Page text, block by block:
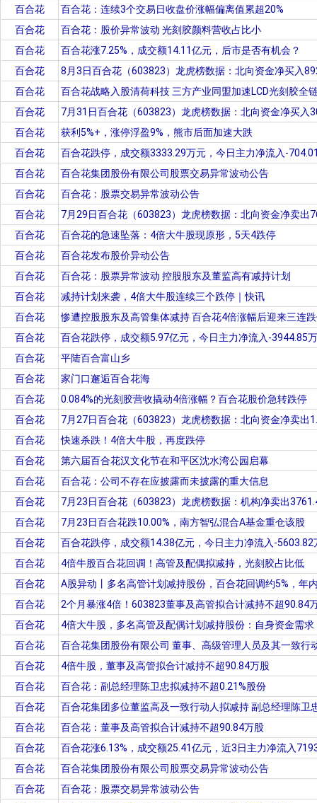
百合花
百合花：连续3个交易日收盘价涨幅偏离值累超20%
百合花
百合花：股价异常波动 光刻胶颜料营收占比小
百合花
百合花涨7.25%，成交额14.11亿元，后市是否有机会？
百合花
8月3日百合花（603823）龙虎榜数据：北向资金净买入
百合花
百合花战略入股清荷科技 三方产业同盟加速LCD光刻胶全
百合花
7月31日百合花（603823）龙虎榜数据：北向资金净买入
百合花
获利5%+，涨停浮盈9%，熊市后面加速大跌
百合花
百合花跌停，成交额3333.29万元，今日主力净流入-
百合花
百合花集团股份有限公司股票交易异常波动公告
百合花
百合花：股票交易异常波动公告
百合花
7月29日百合花（603823）龙虎榜数据：北向资金净卖出
百合花
百合花的急速坠落：4倍大牛股现原形，5天4跌停
百合花
百合花发布股价异动公告
百合花
百合花：股票异常波动 控股股东及董监高有减持计划
百合花
减持计划来袭，4倍大牛股连续三个跌停｜快讯
百合花
惨遭控股股东及高管集体减持 百合花4倍涨幅后迎来三连
百合花
百合花跌停，成交额5.97亿元，今日主力净流入-3944.85万
百合花
平陆百合富山乡
百合花
家门口邂逅百合花海
百合花
0.084%的光刻胶营收撬动4倍涨幅？百合花股价急转跌停
百合花
7月27日百合花（603823）龙虎榜数据：北向资金净卖出
百合花
快速杀跌！4倍大牛股，再度跌停
百合花
第六届百合花汉文化节在和平区沈水湾公园启幕
百合花
百合花：公司不存在应披露而未披露的重大信息
百合花
7月23日百合花（603823）龙虎榜数据：机构净卖出
百合花
7月23日百合花跌10.00%，南方智弘混合A基金重仓该股
百合花
百合花跌停，成交额14.38亿元，今日主力净流入-5603.82
百合花
4倍牛股百合花回调！高管及配偶拟减持，光刻胶占比低
百合花
A股异动丨多名高管计划减持股份，百合花回调约5%，年
百合花
2个月暴涨4倍！603823董事及高管拟合计减持不超90.84
百合花
4倍大牛股，多名高管及配偶计划减持股份：自身资金需求
百合花
百合花集团股份有限公司 董事、高级管理人员及其一致行
百合花
4倍牛股，董事及高管拟合计减持不超90.84万股
百合花
百合花：副总经理陈卫忠拟减持不超0.21%股份
百合花
百合花集团多位董监高及一致行动人拟减持 副总经理陈卫
百合花
百合花：董事及高管拟合计减持不超90.84万股
百合花
百合花涨6.13%，成交额25.41亿元，近3日主力净流入
百合花
百合花集团股份有限公司股票交易异常波动公告
百合花
百合花：股票交易异常波动公告